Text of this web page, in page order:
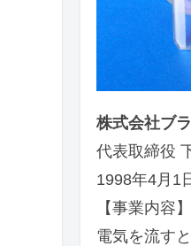
株式会社ブ
代表取締役
1998年4月1
【事業内容】
電気を流す